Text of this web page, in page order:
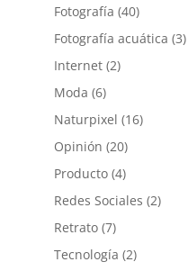
Fotografía (40)
Fotografía acuática (3)
Internet(2)
Moda (6)
Naturpixel (16)
Opinión (20)
Producto(4)
Redes Sociales (2)
Retrato(7)
Tecnología (2)